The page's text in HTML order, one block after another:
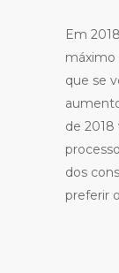
Em
máximo
que se
de
dos
preferir